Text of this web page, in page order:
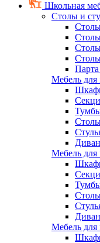
Школьная
Столы и
Мебель для
Мебель
Мебель для